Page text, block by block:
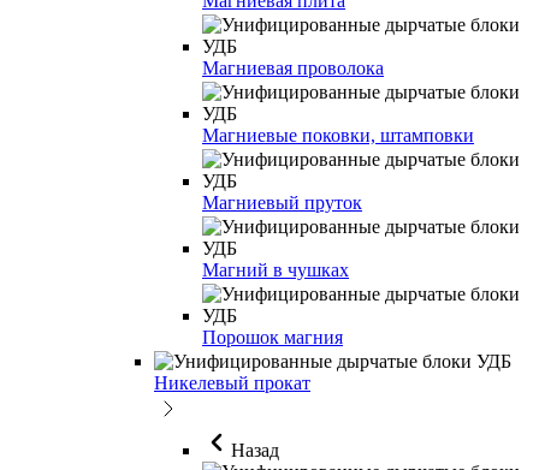
Магниевая проволока
Магниевые поковки, штамповки
Магниевый пруток
Магний в чушках
Порошок магния
Никелевый прокат
Назад